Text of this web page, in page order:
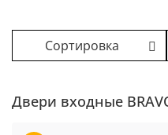
Двери входные